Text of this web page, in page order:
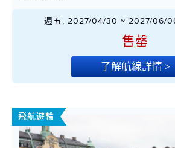
週五, 2027/04/30 ~ 2027/06/
售罄
了解航線詳情 >
飛航遊輪